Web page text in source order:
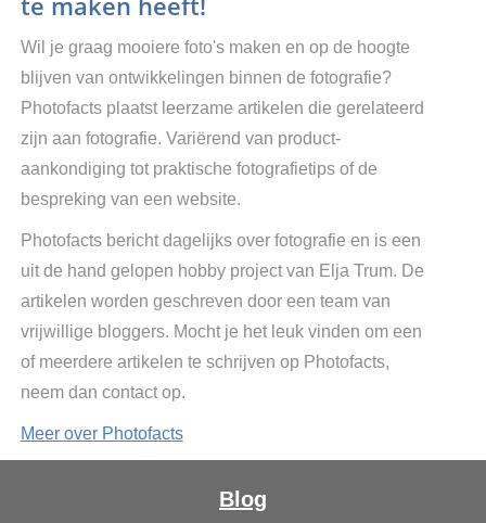
Wil je graag mooiere foto's maken en op de hoogte
blijven van ontwikkelingen binnen de fotografie?
Photofacts plaatst leerzame artikelen die gerelateerd
zijn aan fotografie. Variërend van product-
aankondiging tot praktische fotografietips of de
bespreking van een website.
Photofacts bericht dagelijks over fotografie en is een
uit de hand gelopen hobby project van Elja Trum. De
artikelen worden geschreven door een team van
vrijwillige bloggers. Mocht je het leuk vinden om een
of meerdere artikelen te schrijven op Photofacts,
neem dan contact op.
Meer over Photofacts
Blog